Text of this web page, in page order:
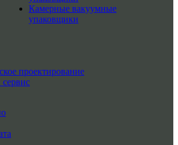
Камерные вакуумные
упаковщики
проектирование